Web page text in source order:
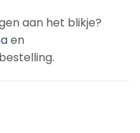
aan het blikje?
en